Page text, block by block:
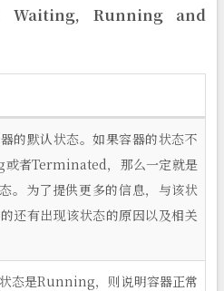
:Waiting, Running and
的默认状态。如果容器的状态不
者Terminated，那么一定就是
。为了提供更多的信息，与该状
还有出现该状态的原因以及相关
态是Running，则说明容器正常